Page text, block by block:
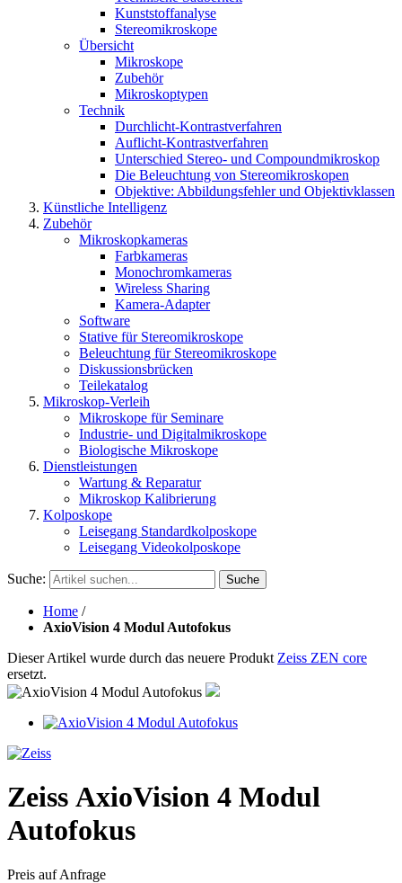
Kunststoffanalyse
Stereomikroskope
Übersicht
Mikroskope
Zubehör
Mikroskoptypen
Technik
Durchlicht-Kontrastverfahren
Auflicht-Kontrastverfahren
Unterschied Stereo- und Compoundmikroskop
Die Beleuchtung von Stereomikroskopen
Objektive: Abbildungsfehler und Objektivklassen
Künstliche Intelligenz
Zubehör
Mikroskopkameras
Farbkameras
Monochromkameras
Wireless Sharing
Kamera-Adapter
Software
Stative für Stereomikroskope
Beleuchtung für Stereomikroskope
Diskussionsbrücken
Teilekatalog
Mikroskop-Verleih
Mikroskope für Seminare
Industrie- und Digitalmikroskope
Biologische Mikroskope
Dienstleistungen
Wartung & Reparatur
Mikroskop Kalibrierung
Kolposkope
Leisegang Standardkolposkope
Leisegang Videokolposkope
Suche: Suche
Home /
AxioVision 4 Modul Autofokus
Dieser Artikel wurde durch das neuere Produkt Zeiss ZEN core
ersetzt.
Zeiss AxioVision 4 Modul
Autofokus
Preis auf Anfrage